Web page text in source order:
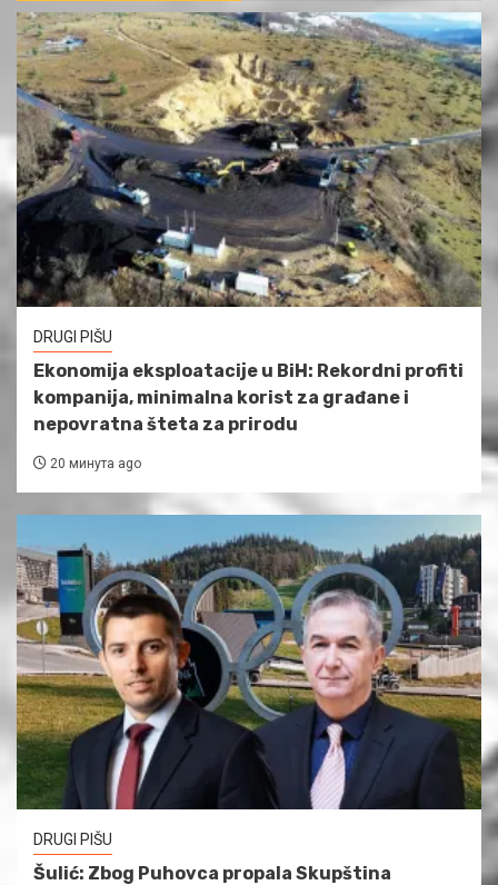
DRUGI PIŠU
Ekonomija eksploatacije u BiH: Rekordni profiti
kompanija, minimalna korist za građane i
nepovratna šteta za prirodu
20 минута ago
DRUGI PIŠU
Šulić: Zbog Puhovca propala Skupština